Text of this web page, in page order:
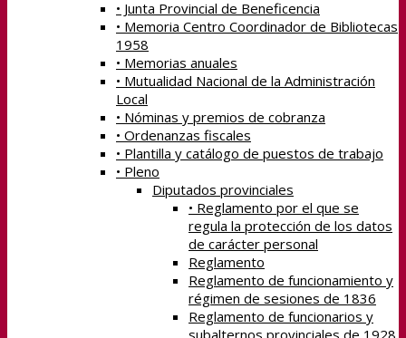
• Junta Provincial de Beneficencia
• Memoria Centro Coordinador de Bibliotecas
1958
• Memorias anuales
• Mutualidad Nacional de la Administración
Local
• Nóminas y premios de cobranza
• Ordenanzas fiscales
• Plantilla y catálogo de puestos de trabajo
• Pleno
Diputados provinciales
• Reglamento por el que se
regula la protección de los datos
de carácter personal
Reglamento
Reglamento de funcionamiento y
régimen de sesiones de 1836
Reglamento de funcionarios y